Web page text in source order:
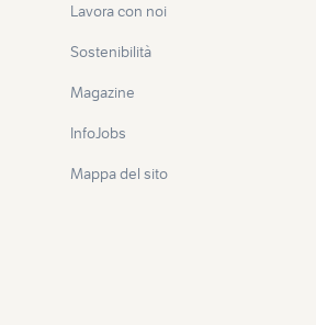
Lavora con noi
Sostenibilità
Magazine
InfoJobs
Mappa del sito